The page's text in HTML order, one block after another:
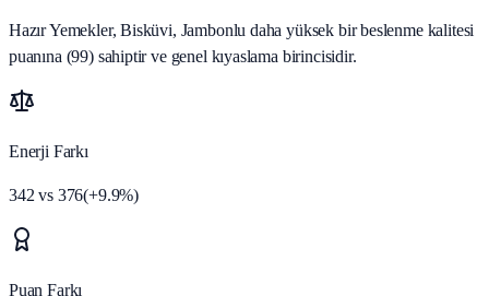
Hazır Yemekler, Bisküvi, Jambonlu daha yüksek bir beslenme kalitesi
puanına (99) sahiptir ve genel kıyaslama birincisidir.
Enerji Farkı
342 vs 376(+9.9%)
Puan Farkı